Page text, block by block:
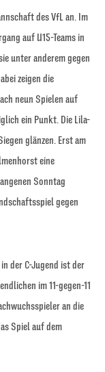
des VfL an. Im
auf U15-Teams in
unter anderem gegen
zeigen die
neun Spielen auf
ein Punkt. Die Lila-
glänzen. Erst am
eine
Sonntag
gegen
der C-Jugend ist der
im 11-gegen-11
an die
Spiel auf dem